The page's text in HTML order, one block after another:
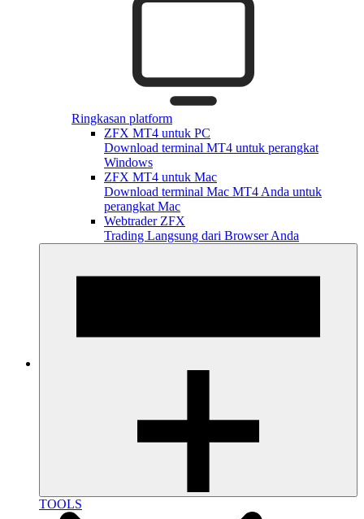
Ringkasan platform
ZFX MT4 untuk PC
Download terminal MT4 untuk perangkat
Windows
ZFX MT4 untuk Mac
Download terminal Mac MT4 Anda untuk
perangkat Mac
Webtrader ZFX
Trading Langsung dari Browser Anda
TOOLS